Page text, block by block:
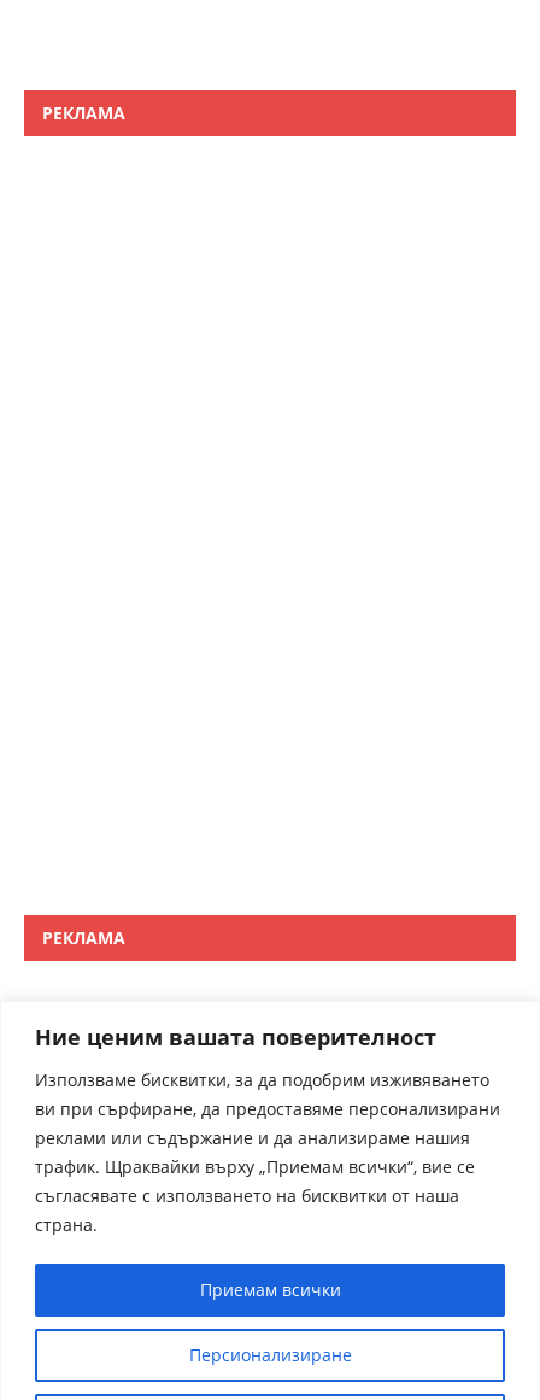
Ние ценим вашата поверителност
Използваме бисквитки, за да подобрим изживяването
ви при сърфиране, да предоставяме персонализирани
реклами или съдържание и да анализираме нашия
трафик. Щраквайки върху „Приемам всички“, вие се
съгласявате с използването на бисквитки от наша
страна.
Персионализиране
Приемам всички
РЕКЛАМА
РЕКЛАМА